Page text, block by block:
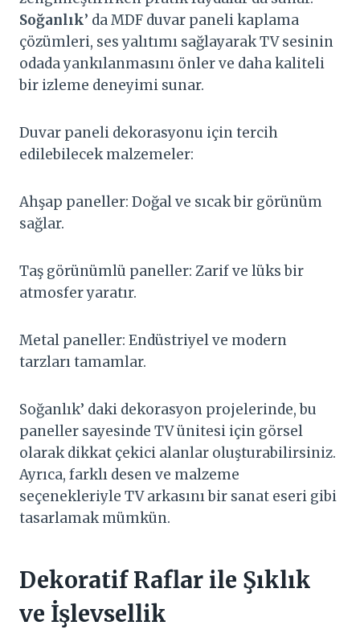
Soğanlık’ da MDF duvar paneli kaplama
çözümleri, ses yalıtımı sağlayarak TV sesinin
odada yankılanmasını önler ve daha kaliteli
bir izleme deneyimi sunar.
Duvar paneli dekorasyonu için tercih
edilebilecek malzemeler:
Ahşap paneller: Doğal ve sıcak bir görünüm
sağlar.
Taş görünümlü paneller: Zarif ve lüks bir
atmosfer yaratır.
Metal paneller: Endüstriyel ve modern
tarzları tamamlar.
Soğanlık’ daki dekorasyon projelerinde, bu
paneller sayesinde TV ünitesi için görsel
olarak dikkat çekici alanlar oluşturabilirsiniz.
Ayrıca, farklı desen ve malzeme
seçenekleriyle TV arkasını bir sanat eseri gibi
tasarlamak mümkün.
Dekoratif Raflar ile Şıklık
ve İşlevsellik